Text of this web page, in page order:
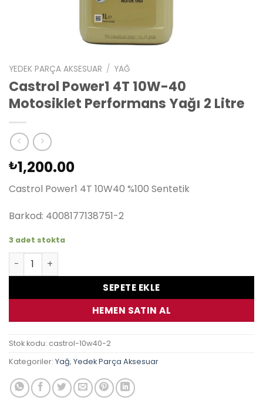
YEDEK PARÇA AKSESUAR / YAĞ
Castrol Power1 4T 10W-40
Motosiklet Performans Yağı 2 Litre
₺1,200.00
Castrol Power1 4T 10W40 %100 Sentetik
Barkod: 4008177138751-2
3 adet stokta
Castrol Power1 4T 10W-40 Motosiklet Performans Yağı
SEPETE EKLE
HEMEN SATIN AL
Stok kodu: castrol-10w40-2
Kategoriler: Yağ, Yedek Parça Aksesuar